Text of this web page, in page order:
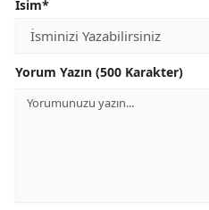
İsim*
Yorum Yazın (500 Karakter)